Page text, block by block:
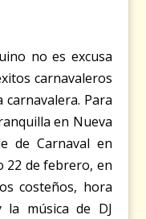
no es excusa
carnavaleros
Para
en Nueva
de Carnaval en
22 de febrero, en
costeños, hora
la música de DJ